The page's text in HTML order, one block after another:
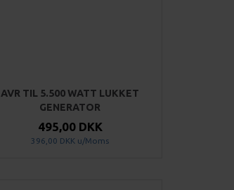
AVR TIL 5.500 WATT LUKKET
GENERATOR
495,00 DKK
396,00 DKK u/Moms